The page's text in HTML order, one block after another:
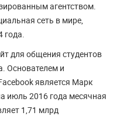
агентством.
сеть в мире,
года.
для общения студентов
Основателем и
является Марк
июль 2016 года месячная
1,71 млрд